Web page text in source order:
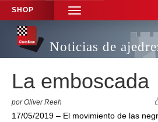
SHOP
TOGGLE
NAVIGATION
Noticias de
La emboscada
por Oliver Reeh
17/05/2019 – El movimiento de las